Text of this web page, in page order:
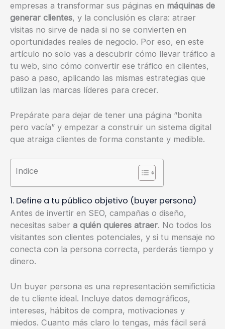
empresas a transformar sus páginas en máquinas de
generar clientes, y la conclusión es clara: atraer
visitas no sirve de nada si no se convierten en
oportunidades reales de negocio. Por eso, en este
artículo no solo vas a descubrir cómo llevar tráfico a
tu web, sino cómo convertir ese tráfico en clientes,
paso a paso, aplicando las mismas estrategias que
utilizan las marcas líderes para crecer.
Prepárate para dejar de tener una página “bonita
pero vacía” y empezar a construir un sistema digital
que atraiga clientes de forma constante y medible.
Indice
1. Define a tu público objetivo (buyer persona)
Antes de invertir en SEO, campañas o diseño,
necesitas saber a quién quieres atraer. No todos los
visitantes son clientes potenciales, y si tu mensaje no
conecta con la persona correcta, perderás tiempo y
dinero.
Un buyer persona es una representación semificticia
de tu cliente ideal. Incluye datos demográficos,
intereses, hábitos de compra, motivaciones y
miedos. Cuanto más claro lo tengas, más fácil será